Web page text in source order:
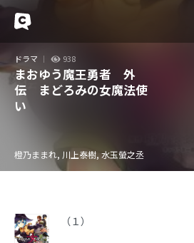
ドラマ 938
まおゆう魔王勇者 外
伝 まどろみの女魔法使
い
橙乃ままれ, 川上泰樹, 水玉螢之丞
（１）